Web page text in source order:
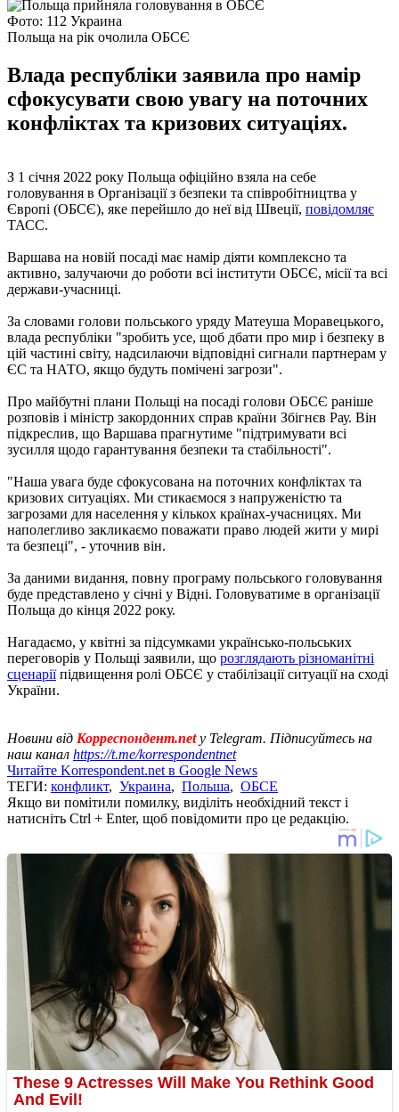
Фото: 112 Украина
Польща на рік очолила ОБСЄ
Влада республіки заявила про намір
сфокусувати свою увагу на поточних
конфліктах та кризових ситуаціях.
З 1 січня 2022 року Польща офіційно взяла на себе
головування в Організації з безпеки та співробітництва у
Європі (ОБСЄ), яке перейшло до неї від Швеції, повідомляє
ТАСС.
Варшава на новій посаді має намір діяти комплексно та
активно, залучаючи до роботи всі інститути ОБСЄ, місії та всі
держави-учасниці.
За словами голови польського уряду Матеуша Моравецького,
влада республіки "зробить усе, щоб дбати про мир і безпеку в
цій частині світу, надсилаючи відповідні сигнали партнерам у
ЄС та НАТО, якщо будуть помічені загрози".
Про майбутні плани Польщі на посаді голови ОБСЄ раніше
розповів і міністр закордонних справ країни Збігнєв Рау. Він
підкреслив, що Варшава прагнутиме "підтримувати всі
зусилля щодо гарантування безпеки та стабільності".
"Наша увага буде сфокусована на поточних конфліктах та
кризових ситуаціях. Ми стикаємося з напруженістю та
загрозами для населення у кількох країнах-учасницях. Ми
наполегливо закликаємо поважати право людей жити у мирі
та безпеці", - уточнив він.
За даними видання, повну програму польського головування
буде представлено у січні у Відні. Головуватиме в організації
Польща до кінця 2022 року.
Нагадаємо, у квітні за підсумками українсько-польських
переговорів у Польщі заявили, що розглядають різноманітні
сценаріїпідвищення ролі ОБСЄ у стабілізації ситуації на сході
України.
Новини від Корреспондент.netу Telegram. Підписуйтесь на
наш канал https://t.me/korrespondentnet
Читайте Korrespondent.net в Google News
ТЕГИ: конфликт, Украина, Польша, ОБСЕ
Якщо ви помітили помилку, виділіть необхідний текст і
натисніть Ctrl + Enter, щоб повідомити про це редакцію.